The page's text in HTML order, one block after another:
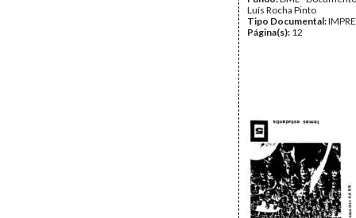
Luís Rocha Pinto
Tipo Documental:
Página(s): 12